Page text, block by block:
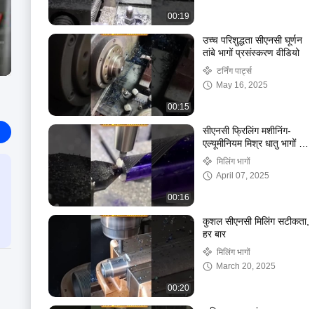
00:19
00:15
उच्च परिशुद्धता सीएनसी घूर्णन
तांबे भागों प्रसंस्करण वीडियो
टर्निंग पार्ट्स
May 16, 2025
00:16
सीएनसी फ्रिलिंग मशीनिंग-
एल्यूमीनियम मिश्र धातु भागों का
कुशल उत्पादन
मिलिंग भागों
April 07, 2025
00:20
कुशल सीएनसी मिलिंग सटीकता,
हर बार
मिलिंग भागों
March 20, 2025